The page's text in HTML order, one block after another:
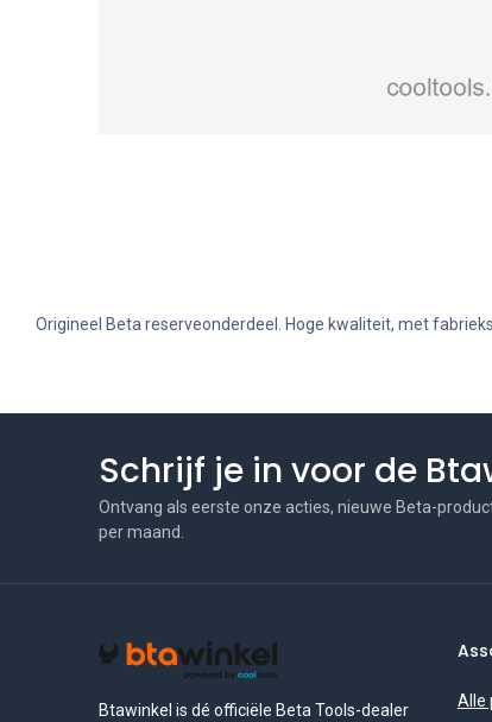
Origineel Beta reserveonderdeel. Hoge kwaliteit, met
Schrijf je in voor de
Ontvang als eerste onze acties, nieuwe Beta-
per maand.
Btawinkel is dé officiële Beta Tools-dealer Alle